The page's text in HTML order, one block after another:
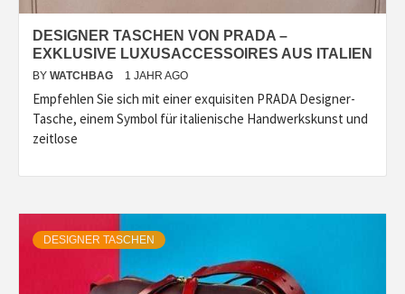
DESIGNER TASCHEN VON PRADA –
EXKLUSIVE LUXUSACCESSOIRES AUS ITALIEN
BY WATCHBAG 1 JAHR AGO
Empfehlen Sie sich mit einer exquisiten PRADA Designer-
Tasche, einem Symbol für italienische Handwerkskunst und
zeitlose
DESIGNER TASCHEN